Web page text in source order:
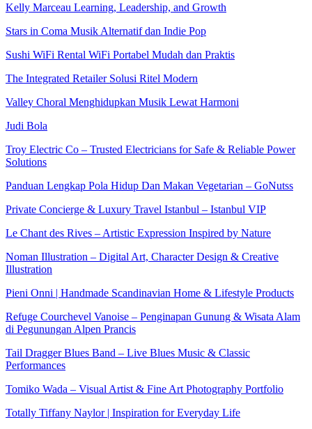
Kelly Marceau Learning, Leadership, and Growth
Stars in Coma Musik Alternatif dan Indie Pop
Sushi WiFi Rental WiFi Portabel Mudah dan Praktis
The Integrated Retailer Solusi Ritel Modern
Valley Choral Menghidupkan Musik Lewat Harmoni
Judi Bola
Troy Electric Co – Trusted Electricians for Safe & Reliable Power
Solutions
Panduan Lengkap Pola Hidup Dan Makan Vegetarian – GoNutss
Private Concierge & Luxury Travel Istanbul – Istanbul VIP
Le Chant des Rives – Artistic Expression Inspired by Nature
Noman Illustration – Digital Art, Character Design & Creative
Illustration
Pieni Onni | Handmade Scandinavian Home & Lifestyle Products
Refuge Courchevel Vanoise – Penginapan Gunung & Wisata Alam
di Pegunungan Alpen Prancis
Tail Dragger Blues Band – Live Blues Music & Classic
Performances
Tomiko Wada – Visual Artist & Fine Art Photography Portfolio
Totally Tiffany Naylor | Inspiration for Everyday Life